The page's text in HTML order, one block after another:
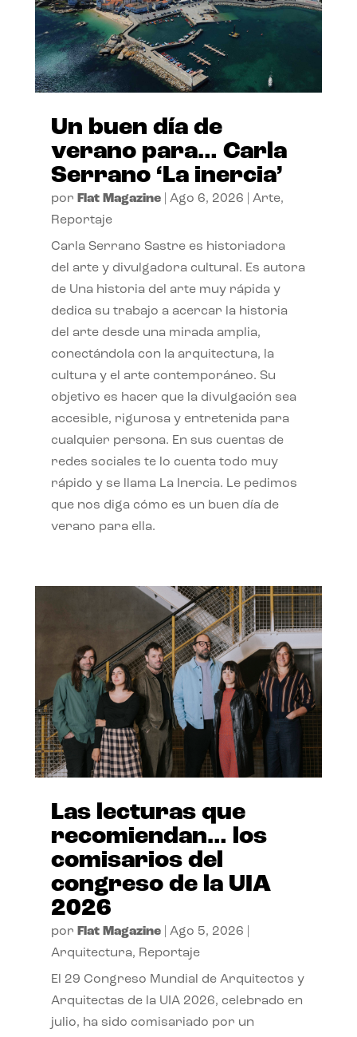
Un buen día de
verano para… Carla
Serrano ‘La inercia’
por Flat Magazine| Ago 6, 2026 Arte,
Reportaje
Carla Serrano Sastre es historiadora
del arte y divulgadora cultural. Es autora
de Una historia del arte muy rápida y
dedica su trabajo a acercar la historia
del arte desde una mirada amplia,
conectándola con la arquitectura, la
cultura y el arte contemporáneo. Su
objetivo es hacer que la divulgación sea
accesible, rigurosa y entretenida para
cualquier persona. En sus cuentas de
redes sociales te lo cuenta todo muy
rápido y se llama La Inercia. Le pedimos
que nos diga cómo es un buen día de
verano para ella.
Las lecturas que
recomiendan… los
comisarios del
congreso de la UIA
2026
por Flat Magazine| Ago 5, 2026
Arquitectura, Reportaje
El 29 Congreso Mundial de Arquitectos y
Arquitectas de la UIA 2026, celebrado en
julio, ha sido comisariado por un